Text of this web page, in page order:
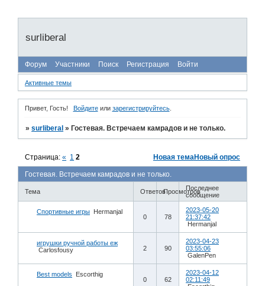
surliberal
Форум Участники Поиск Регистрация Войти
Активные темы
Привет, Гость! Войдитеили зарегистрируйтесь.
»surliberal » Гостевая. Встречаем камрадов и не только.
Гостевая. Встречаем камрадов и не только.
Страница:« 1 2 Новая темаНовый опрос
Тема ОтветовПросмотровПоследнее
сообщение
Спортивные игры Hermanjal
0 78
2023-05-20
21:37:42
Hermanjal
игрушки ручной работы еж
Carlosfousy
2 90
2023-04-23
03:55:06
GalenPen
Best models Escorthig
0 62
2023-04-12
02:11:49